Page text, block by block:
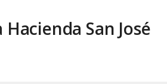
San José